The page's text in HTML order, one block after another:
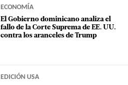
ECONOMÍA
El Gobierno dominicano analiza el
fallo de la Corte Suprema de EE. UU.
contra los aranceles de Trump
EDICIÓN USA